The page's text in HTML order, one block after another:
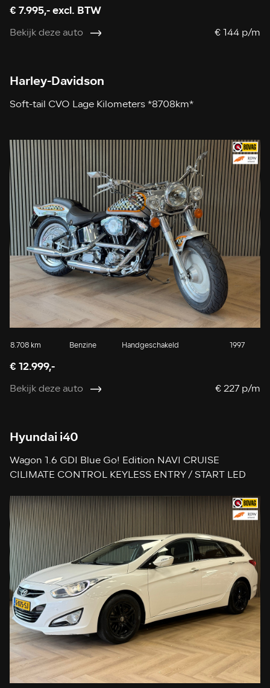
€ 7.995,- excl. BTW
Bekijk deze auto € 144 p/m
Harley-Davidson
Soft-tail CVO Lage Kilometers *8708km*
8.708 km Benzine Handgeschakeld 1997
€ 12.999,-
Bekijk deze auto € 227 p/m
Hyundai i40
Wagon 1.6 GDI Blue Go! Edition NAVI CRUISE
CILIMATE CONTROL KEYLESS ENTRY / START LED